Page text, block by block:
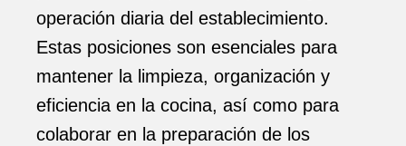
operación diaria del establecimiento.
Estas posiciones son esenciales para
mantener la limpieza, organización y
eficiencia en la cocina, así como para
colaborar en la preparación de los